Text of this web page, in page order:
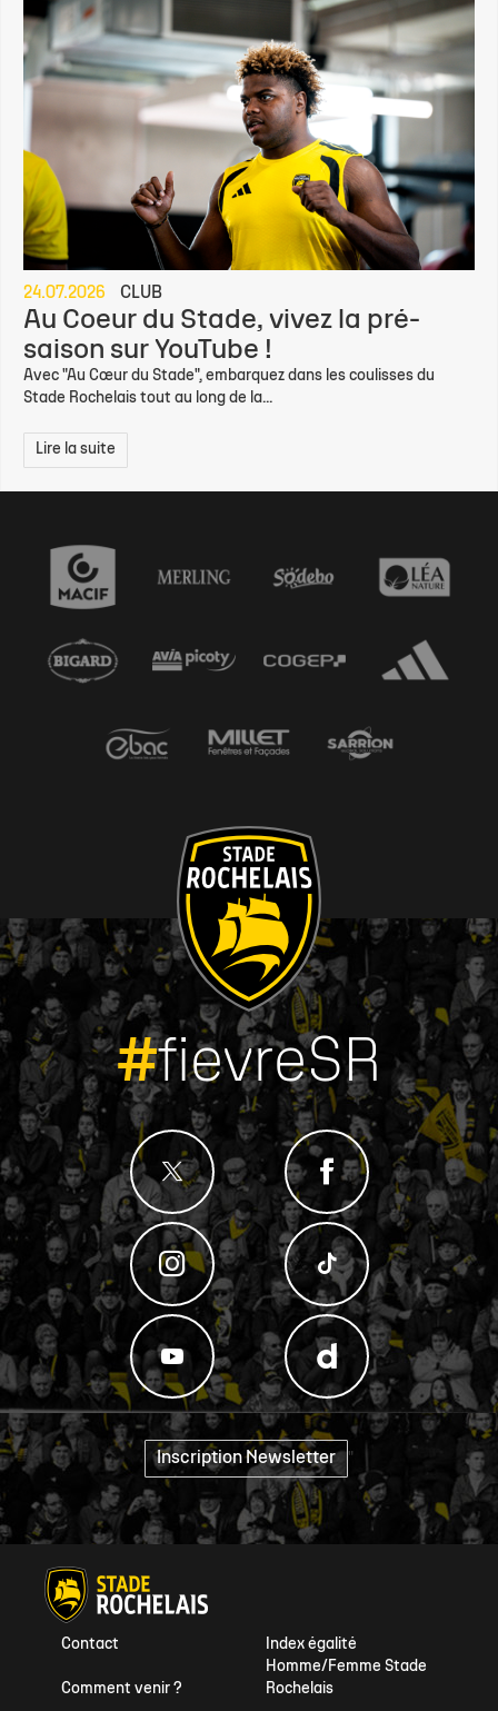
24.07.2026 CLUB
Au Coeur du Stade, vivez la pré-
saison sur YouTube !
Avec "Au Cœur du Stade", embarquez dans les coulisses du
Stade Rochelais tout au long de la...
Lire la suite
#fievreSR
Inscription Newsletter "
Index égalité
Homme/Femme Stade
Rochelais
Contact
Comment venir ?